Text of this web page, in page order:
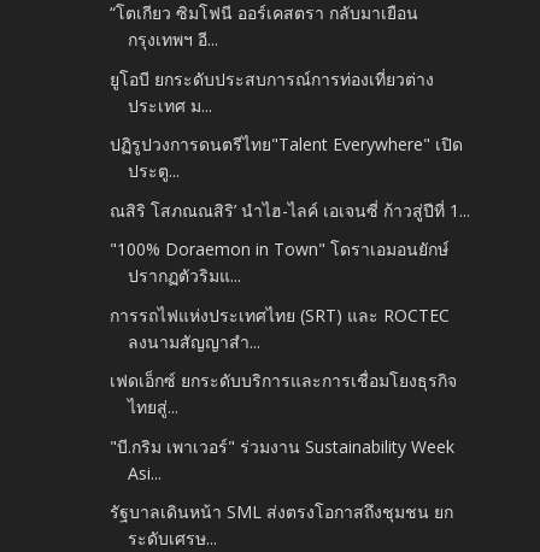
“โตเกียว ซิมโฟนี ออร์เคสตรา กลับมาเยือน
กรุงเทพฯ อี...
ยูโอบี ยกระดับประสบการณ์การท่องเที่ยวต่าง
ประเทศ ม...
ปฏิรูปวงการดนตรีไทย"Talent Everywhere" เปิด
ประตู...
ณสิริ โสภณณสิริ’ นำไฮ-ไลค์ เอเจนซี่ ก้าวสู่ปีที่ 1...
"100% Doraemon in Town" โดราเอมอนยักษ์
ปรากฏตัวริมแ...
การรถไฟแห่งประเทศไทย (SRT) และ ROCTEC
ลงนามสัญญาสำ...
เฟดเอ็กซ์ ยกระดับบริการและการเชื่อมโยงธุรกิจ
ไทยสู่...
"บี.กริม เพาเวอร์" ร่วมงาน Sustainability Week
Asi...
รัฐบาลเดินหน้า SML ส่งตรงโอกาสถึงชุมชน ยก
ระดับเศรษ...